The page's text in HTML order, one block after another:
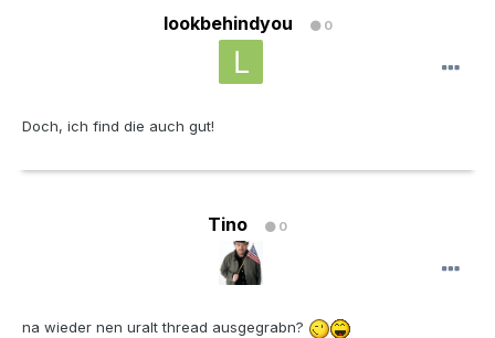
lookbehindyou 0
Doch, ich find die auch gut!
Tino 0
na wieder nen uralt thread ausgegrabn?